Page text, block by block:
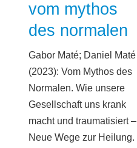
vom mythos
des normalen
Gabor Maté; Daniel Maté
(2023): Vom Mythos des
Normalen. Wie unsere
Gesellschaft uns krank
macht und traumatisiert –
Neue Wege zur Heilung.